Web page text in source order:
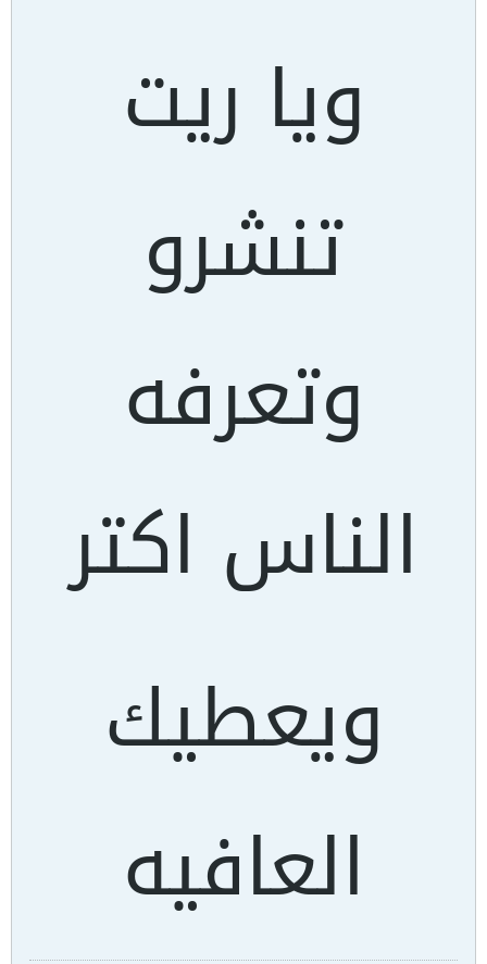
ويا ريت
تنشرو
وتعرفه
الناس اكتر
ويعطيك
العافيه